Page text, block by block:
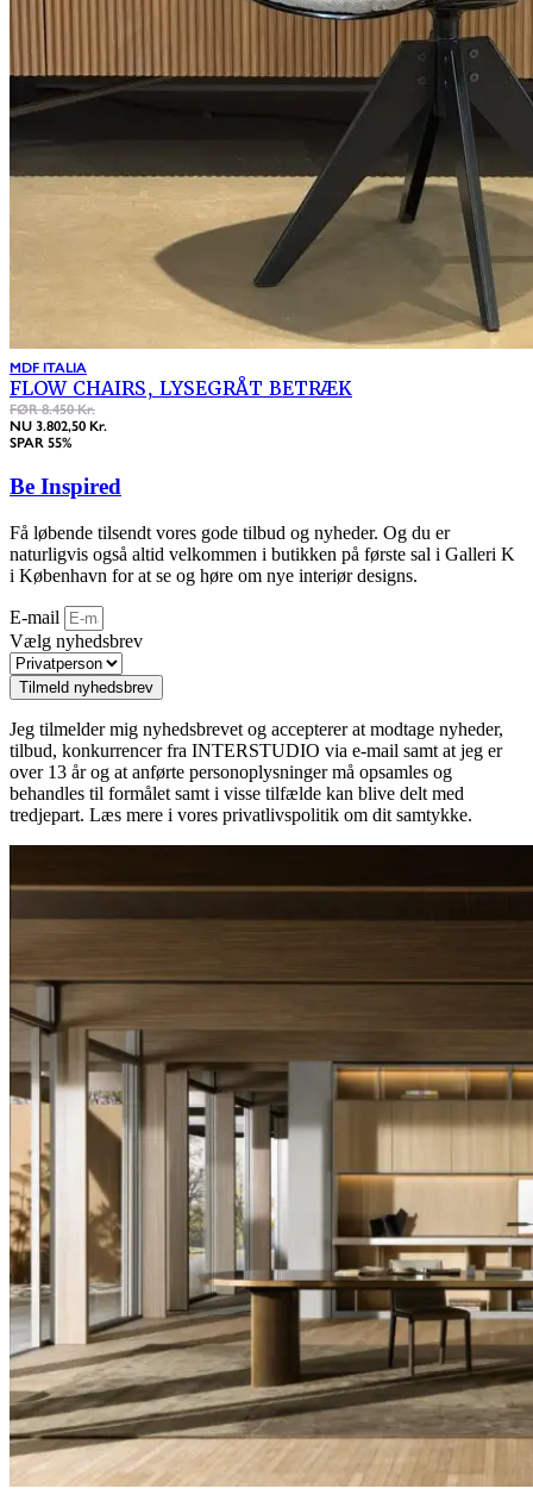
MDF ITALIA
FLOW CHAIRS, LYSEGRÅT BETRÆK
FØR 8.450 Kr.
NU 3.802,50 Kr.
SPAR 55%
Be Inspired
Få løbende tilsendt vores gode tilbud og nyheder. Og du er
naturligvis også altid velkommen i butikken på første sal i Galleri K
i København for at se og høre om nye interiør designs.
E-mail
Vælg nyhedsbrev
Tilmeld nyhedsbrev
Jeg tilmelder mig nyhedsbrevet og accepterer at modtage nyheder,
tilbud, konkurrencer fra INTERSTUDIO via e-mail samt at jeg er
over 13 år og at anførte personoplysninger må opsamles og
behandles til formålet samt i visse tilfælde kan blive delt med
tredjepart. Læs mere i vores privatlivspolitik om dit samtykke.